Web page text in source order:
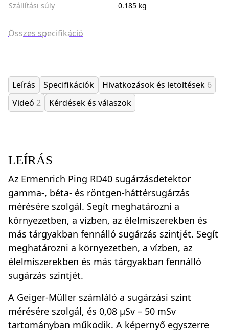
Szállítási súly
0.185 kg
Összes specifikáció
Leírás Specifikációk Hivatkozások és letöltések 6
Videó 2 Kérdések és válaszok
LEÍRÁS
Az Ermenrich Ping RD40 sugárzásdetektor
gamma-, béta- és röntgen-háttérsugárzás
mérésére szolgál. Segít meghatározni a
környezetben, a vízben, az élelmiszerekben és
más tárgyakban fennálló sugárzás szintjét. Segít
meghatározni a környezetben, a vízben, az
élelmiszerekben és más tárgyakban fennálló
sugárzás szintjét.
A Geiger-Müller számláló a sugárzási szint
mérésére szolgál, és 0,08 µSv – 50 mSv
tartományban működik. A képernyő egyszerre